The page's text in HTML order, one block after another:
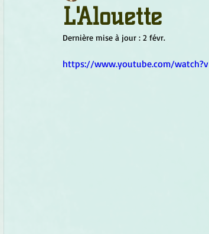
Fleurs de Bach Géométrie
L'Alouette
Dernière mise à jour : 2 févr.
https://www.youtube.com/